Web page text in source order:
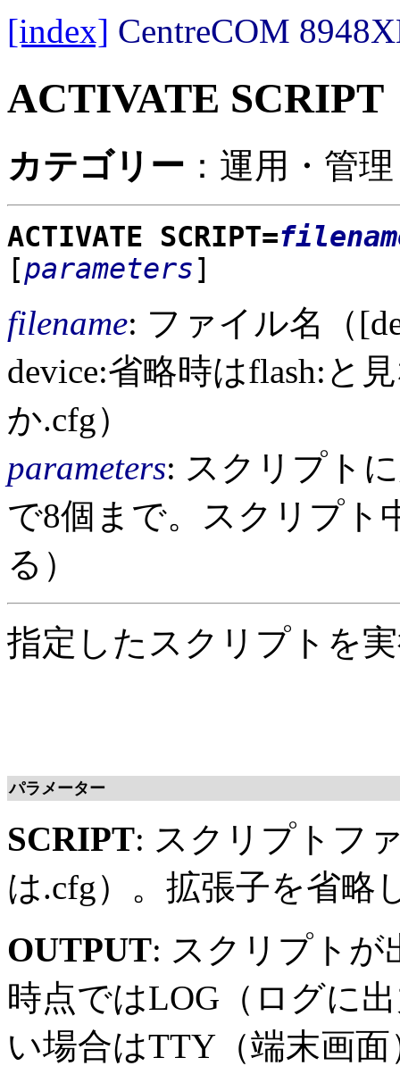
[index] CentreCOM
ACTIVATE SCRIPT
カテゴリー ：運用・管
ACTIVATE SCRIPT=
[parameters]
filename: ファイル名（
device:省略時はflash:と
か.cfg）
parameters: スクリプト
で8個まで。スクリプト
る）
指定したスクリプトを
パラメーター
SCRIPT: スクリプトフ
は.cfg）。拡張子を省略
OUTPUT: スクリプトが
時点ではLOG（ログに
い場合はTTY（端末画